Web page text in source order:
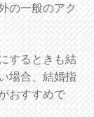
の一般のアク
するときも結
場合、結婚指
おすすめで